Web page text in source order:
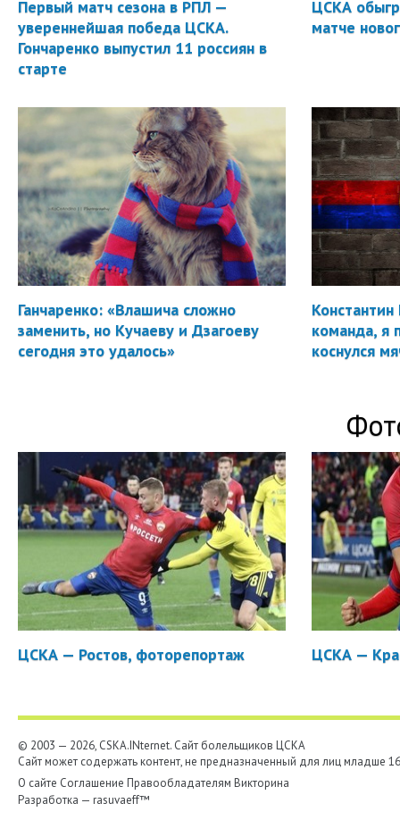
Первый матч сезона в РПЛ —
увереннейшая победа ЦСКА.
Гончаренко выпустил 11 россиян в
старте
ЦСКА
матче
Ганчаренко: «Влашича сложно
заменить, но Кучаеву и Дзагоеву
сегодня это удалось»
Константин
команда, я
коснулся
ЦСКА — Ростов, фоторепортаж ЦСКА —
© 2003 — 2026, CSKA.INternet. Cайт болельщиков ЦСКА
Сайт может содержать контент, не предназначенный для лиц младше
О сайте Соглашение Правообладателям Викторина
Разработка — rasuvaeff™